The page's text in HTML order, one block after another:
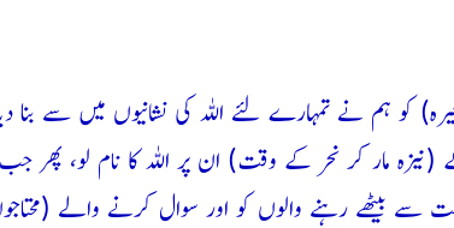
کو ہم نے تمہارے لئے اللہ کی نشانیوں میں سے بنا
مار کر نحر کے وقت) ان پر اللہ کا نام لو، پھر جب
سے بیٹھے رہنے والوں کو اور سوال کرنے والے